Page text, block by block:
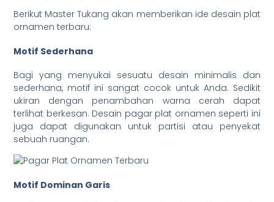
Berikut Master Tukang akan memberikan ide desain plat
ornamen terbaru:
Motif Sederhana
Bagi yang menyukai sesuatu desain minimalis dan
sederhana, motif ini sangat cocok untuk Anda. Sedikit
ukiran dengan penambahan warna cerah dapat
terlihat berkesan. Desain pagar plat ornamen seperti ini
juga dapat digunakan untuk partisi atau penyekat
sebuah ruangan.
Motif Dominan Garis